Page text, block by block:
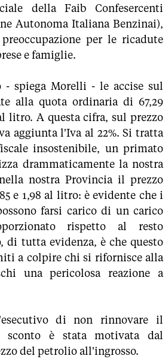
della Faib Confesercenti
Autonoma Italiana Benzinai),
per le ricadute
e famiglie.
- spiega Morelli - le accise sul
alla quota ordinaria di 67,29
litro. A questa cifra, sul prezzo
aggiunta l'Iva al 22%. Si tratta
insostenibile, un primato
drammaticamente la nostra
nostra Provincia il prezzo
e 1,98 al litro: è evidente che i
farsi carico di un carico
rispetto al resto
di tutta evidenza, è che questo
a colpire chi si rifornisce alla
una pericolosa reazione a
di non rinnovare il
sconto è stata motivata dal
del petrolio all'ingrosso.